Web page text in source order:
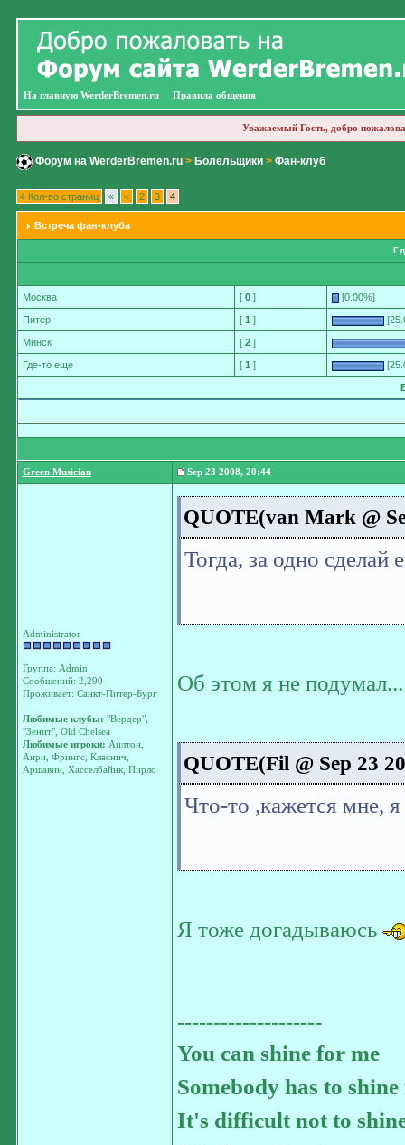
На главную WerderBremen.ru Правила общения
Уважаемый Гость, добро
Форум на WerderBremen.ru> Болельщики> Фан-клуб
4 Кол-во страниц « < 2 3 4
Встреча фан-клуба
Москва [ 0] [0.00%]
Питер [ 1 ]
Минск [ 2]
Где-то еще [ 1 ]
Green Musician Sep 23 2008, 20:44
Administrator
Группа: Admin
Сообщений: 2,290
Проживает: Санкт-Питер-Бург
Любимые клубы: "Вердер",
"Зенит", Old Chelsea
Любимые игроки: Аилтон,
Анри, Фрингс, Класнич,
Аршавин, Хасселбайнк, Пирло
QUOTE(van Mark @
Тогда, за одно
Об этом я не
QUOTE(Fil @ Sep 23
Что-то ,кажется мне,
Я тоже догадываюсь
--------------------
You can shine for me
Somebody has to
It's difficult not to